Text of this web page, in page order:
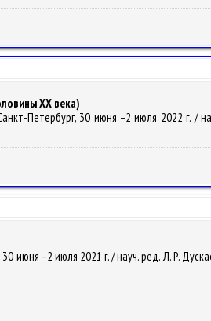
ХХ века)
Петербург, 30 июня –2 июля 2022 г. /
июня –2 июля 2021 г. / науч. ред. Л. Р.